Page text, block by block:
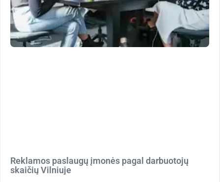
Reklamos paslaugų įmonės pagal darbuotojų
skaičių Vilniuje